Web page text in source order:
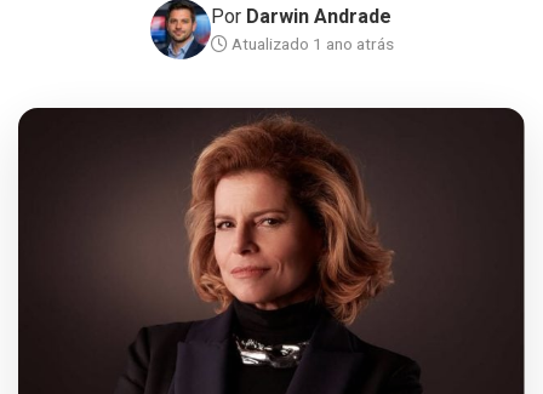
Por Darwin Andrade
Atualizado 1 ano atrás